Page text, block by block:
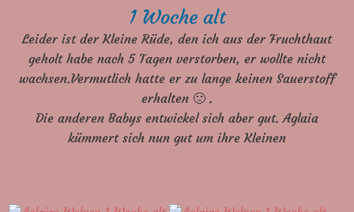
1 Woche alt
Leider ist der Kleine Rüde, den ich aus der Fruchthaut
geholt habe nach 5 Tagen verstorben, er wollte nicht
wachsen.Vermutlich hatte er zu lange keinen Sauerstoff
erhalten 🙁 .
Die anderen Babys entwickel sich aber gut. Aglaia
kümmert sich nun gut um ihre Kleinen